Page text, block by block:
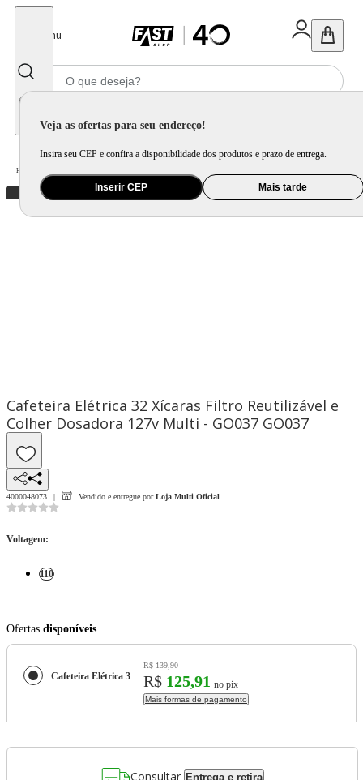
Menu
Veja as ofertas para seu endereço!
Insira seu CEP e confira a disponibilidade dos produtos e prazo de entrega.
Inserir CEP Mais tarde
Home
Cafeteira Elétrica 32 Xícaras Filtro Reutilizável e
Colher Dosadora 127v Multi - GO037 GO037
4000048073 Vendido e entregue por Loja Multi Oficial
Voltagem:
110
Ofertas disponíveis
Cafeteira Elétrica 32 Xícaras Filtro Reutilizável e Colher Dosadora 127v Multi - GO037 GO037
R$ 139,90
R$ 125,91 no pix
Mais formas de pagamento
Consultar Entrega e retira